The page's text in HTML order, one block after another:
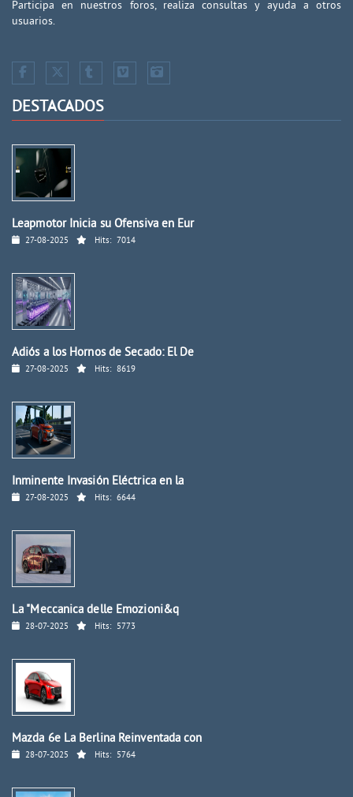
Participa en nuestros foros, realiza consultas y ayuda a otros
usuarios.
DESTACADOS
Leapmotor Inicia su Ofensiva en Eur
27-08-2025 Hits: 7014
Adiós a los Hornos de Secado: El De
27-08-2025 Hits: 8619
Inminente Invasión Eléctrica en la
27-08-2025 Hits: 6644
La "Meccanica delle Emozioni&q
28-07-2025 Hits: 5773
Mazda 6e La Berlina Reinventada con
28-07-2025 Hits: 5764